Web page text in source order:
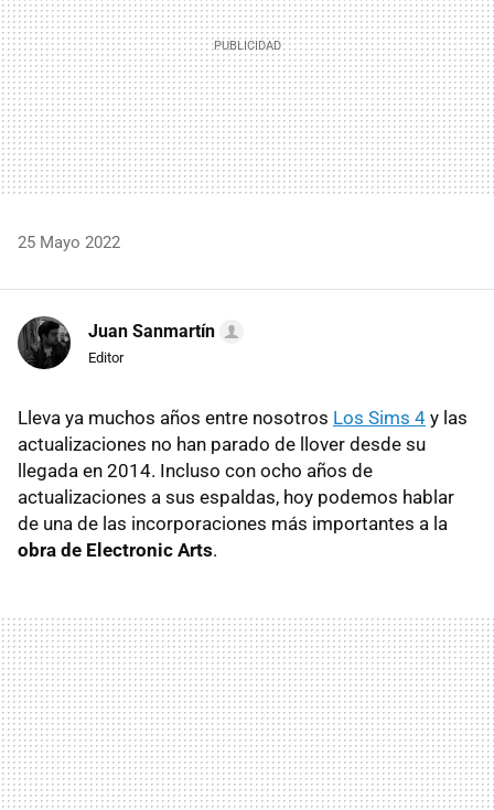
25 Mayo 2022
Juan Sanmartín
Editor
Lleva ya muchos años entre nosotros Los Sims 4 y las
actualizaciones no han parado de llover desde su
llegada en 2014. Incluso con ocho años de
actualizaciones a sus espaldas, hoy podemos hablar
de una de las incorporaciones más importantes a la
obra de Electronic Arts.